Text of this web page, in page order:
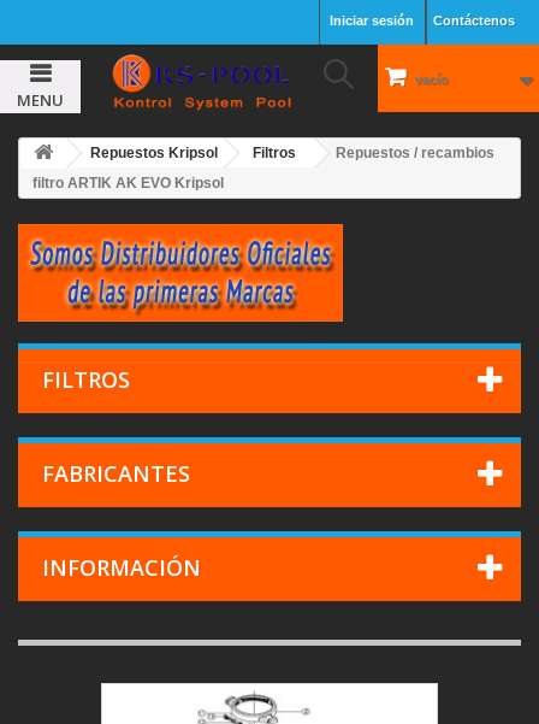
Contáctenos
Iniciar sesión
vacío
MENU
Repuestos Kripsol Filtros
Repuestos / recambios
filtro ARTIK AK EVO Kripsol
FILTROS
FABRICANTES
INFORMACIÓN